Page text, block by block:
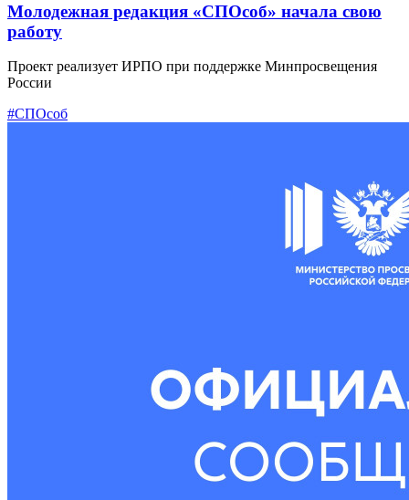
Молодежная редакция «СПОсоб» начала свою
работу
Проект реализует ИРПО при поддержке Минпросвещения
России
#СПОсоб